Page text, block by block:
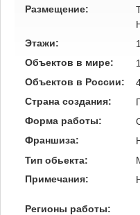
Размещение:
Этажи:
Объектов в мире:
Объектов в России:
Страна создания:
Форма работы:
Франшиза:
Тип обьекта:
Примечания:
Регионы работы: